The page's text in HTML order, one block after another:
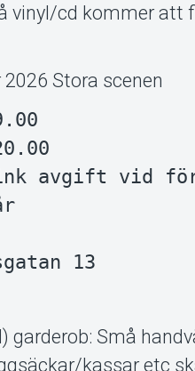
vinyl/cd kommer att
Stora scenen
avgift vid
13
garderob: Små
kassar etc